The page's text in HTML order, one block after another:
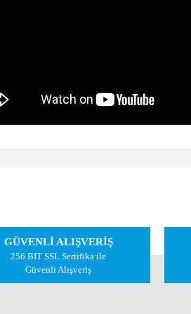
GÜVENLİ ALIŞVERİŞ
256 BIT SSL Sertifika ile
Güvenli Alışveriş